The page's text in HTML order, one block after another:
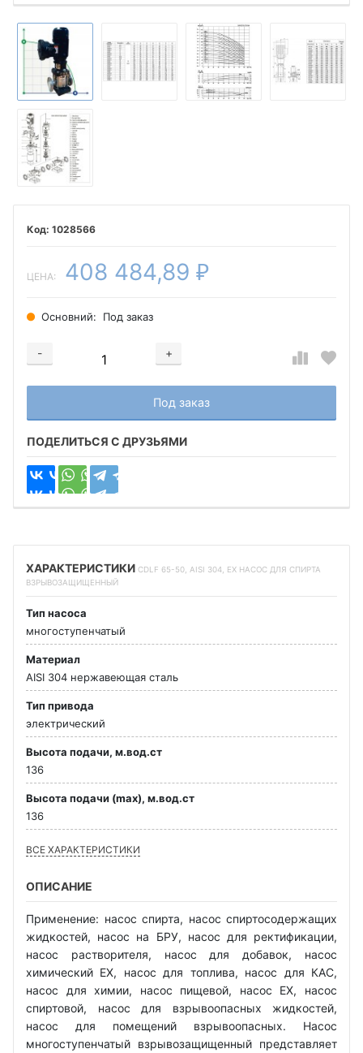
1028566
ЦЕНА: 408 484,89 ₽
Основний: Под заказ
-
+
Добавляется...
Под заказ
Добавлен
ПОДЕЛИТЬСЯ С ДРУЗЬЯМИ
ХАРАКТЕРИСТИКИ CDLF 65-50, AISI 304, EX НАСОС ДЛЯ СПИРТА
ВЗРЫВОЗАЩИЩЕННЫЙ
Тип насоса
многоступенчатый
Материал
AISI 304 нержавеющая сталь
Тип привода
электрический
Высота подачи, м.вод.ст
136
Высота подачи (max), м.вод.ст
136
ВСЕ ХАРАКТЕРИСТИКИ
ОПИСАНИЕ
Применение: насос спирта, насос спиртосодержащих
жидкостей, насос на БРУ, насос для ректификации,
насос растворителя, насос для добавок, насос
химический EX, насос для топлива, насос для КАС,
насос для химии, насос пищевой, насос EX, насос
спиртовой, насос для взрывоопасных жидкостей,
насос для помещений взрывоопасных. Насос
многоступенчатый взрывозащищенный представляет